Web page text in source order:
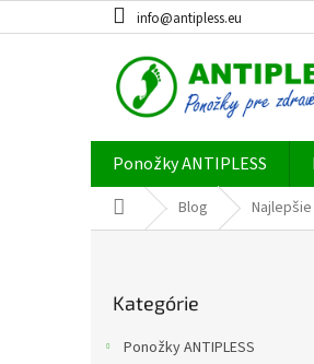
na
info@antipless.eu
Ponožky ANTIPLESS
DomovBlog
kategórie
Kategórie
Ponožky ANTIPLESS